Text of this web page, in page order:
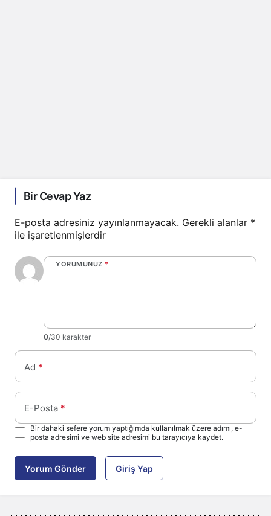
Bir Cevap Yaz
E-posta adresiniz yayınlanmayacak. Gerekli alanlar *
ile işaretlenmişlerdir
YORUMUNUZ *
0/30 karakter
Ad *
E-Posta *
Bir dahaki sefere yorum yaptığımda kullanılmak üzere adımı, e-
posta adresimi ve web site adresimi bu tarayıcıya kaydet.
Yorum Gönder Giriş Yap